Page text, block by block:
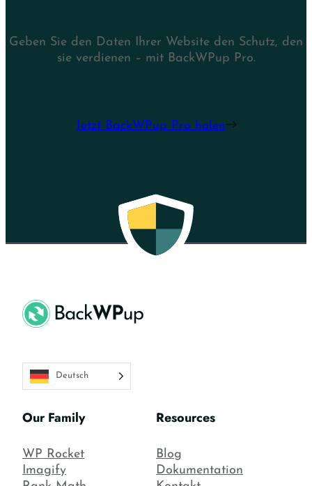
Geben Sie den Daten Ihrer Website den Schutz, den
sie verdienen – mit BackWPup Pro.
Jetzt BackWPup Pro holen
Deutsch
Our Family
WP Rocket
Imagify
Resources
Blog
Dokumentation